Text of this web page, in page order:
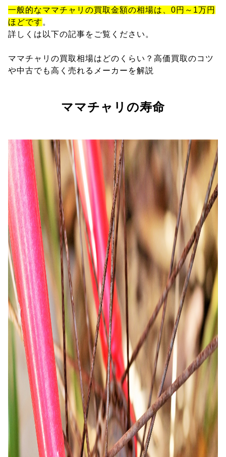
一般的なママチャリの買取金額の相場は、0円～1万円
ほどです 。
詳しくは以下の記事をご覧ください。
ママチャリの買取相場はどのくらい？高価買取のコツ
や中古でも高く売れるメーカーを解説
ママチャリの寿命